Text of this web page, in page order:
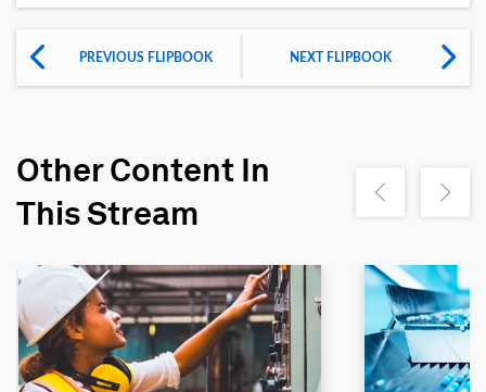
PREVIOUS FLIPBOOK NEXT FLIPBOOK
Other Content In
This Stream
Show previousShow